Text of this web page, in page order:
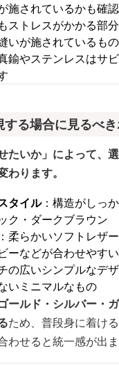
施されているかも確認
ストレスがかかる部分
いが施されているも
鍮やステンレスはサ
る場合に見るべ
たいか」によって、
わります。
タイル：構造がしっ
ク・ダークブラウン
柔らかいソフトレザ
ーなどが合わせやすい
の広いシンプルなデ
いミニマルなもの
ールド・シルバー・
ため、普段身に着け
わせると統一感が出ま